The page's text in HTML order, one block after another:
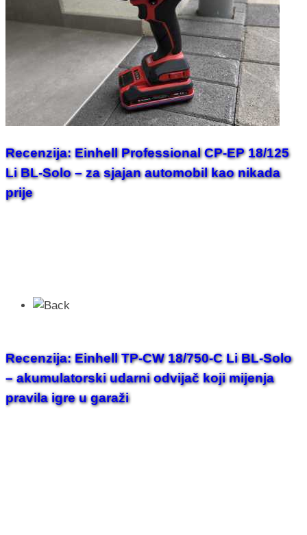
Recenzija: Einhell Professional CP-EP 18/125
Li BL-Solo – za sjajan automobil kao nikada
prije
Recenzija: Einhell TP-CW 18/750-C Li BL-Solo
– akumulatorski udarni odvijač koji mijenja
pravila igre u garaži